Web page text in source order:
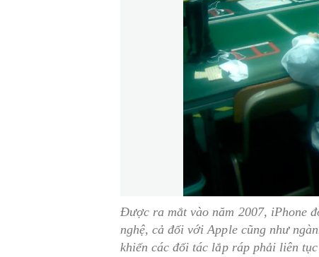
Được ra mắt vào năm 2007, iPhone
nghệ, cả đối với Apple cũng như
khiến các đối tác lắp ráp phải liên